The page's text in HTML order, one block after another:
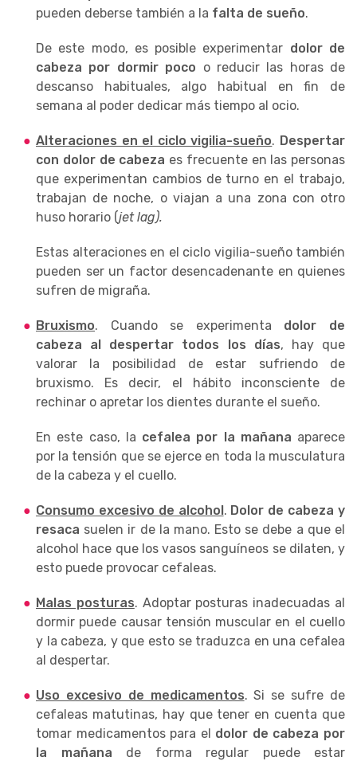
pueden deberse también a la falta de sueño.
De este modo, es posible experimentar dolor de
cabeza por dormir poco o reducir las horas de
descanso habituales, algo habitual en fin de
semana al poder dedicar más tiempo al ocio.
Alteraciones en el ciclo vigilia-sueño. Despertar
con dolor de cabeza es frecuente en las personas
que experimentan cambios de turno en el trabajo,
trabajan de noche, o viajan a una zona con otro
huso horario (jet lag).
Estas alteraciones en el ciclo vigilia-sueño también
pueden ser un factor desencadenante en quienes
sufren de migraña.
Bruxismo. Cuando se experimenta dolor de
cabeza al despertar todos los días, hay que
valorar la posibilidad de estar sufriendo de
bruxismo. Es decir, el hábito inconsciente de
rechinar o apretar los dientes durante el sueño.
En este caso, la cefalea por la mañana aparece
por la tensión que se ejerce en toda la musculatura
de la cabeza y el cuello.
Consumo excesivo de alcohol. Dolor de cabeza y
resaca suelen ir de la mano. Esto se debe a que el
alcohol hace que los vasos sanguíneos se dilaten, y
esto puede provocar cefaleas.
Malas posturas. Adoptar posturas inadecuadas al
dormir puede causar tensión muscular en el cuello
y la cabeza, y que esto se traduzca en una cefalea
al despertar.
Uso excesivo de medicamentos. Si se sufre de
cefaleas matutinas, hay que tener en cuenta que
tomar medicamentos para el dolor de cabeza por
la mañana de forma regular puede estar